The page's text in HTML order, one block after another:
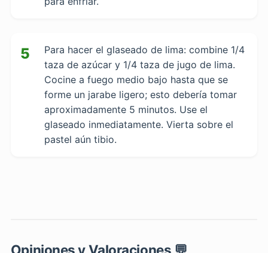
5
Para hacer el glaseado de lima: combine 1/4
taza de azúcar y 1/4 taza de jugo de lima.
Cocine a fuego medio bajo hasta que se
forme un jarabe ligero; esto debería tomar
aproximadamente 5 minutos. Use el
glaseado inmediatamente. Vierta sobre el
pastel aún tibio.